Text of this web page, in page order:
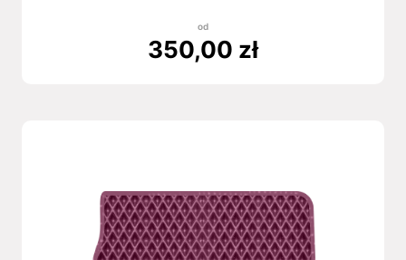
od
350,00 zł